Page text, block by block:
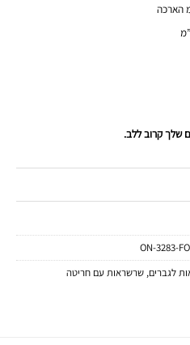
שלך קרוב ללב.
ON-3283-
לגברים,שרשראות עם חריטה